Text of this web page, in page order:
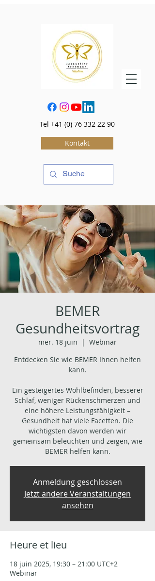
Tel +41 (0) 76 332 22 90
Kontakt
BEMER
Gesundheitsvortrag
mer. 18 juin
  |
Webinar
Entdecken Sie wie BEMER Ihnen helfen
kann.
Ein gesteigertes Wohlbefinden, besserer
Schlaf, weniger Rückenschmerzen und
eine höhere Leistungsfähigkeit –
Gesundheit hat viele Facetten. Die
wichtigsten davon werden wir
gemeinsam beleuchten und zeigen, wie
BEMER helfen kann.
Anmeldung geschlossen
Jetzt andere Veranstaltungen
ansehen
Heure et lieu
18 juin 2025, 19:30 – 21:00 UTC+2
Webinar